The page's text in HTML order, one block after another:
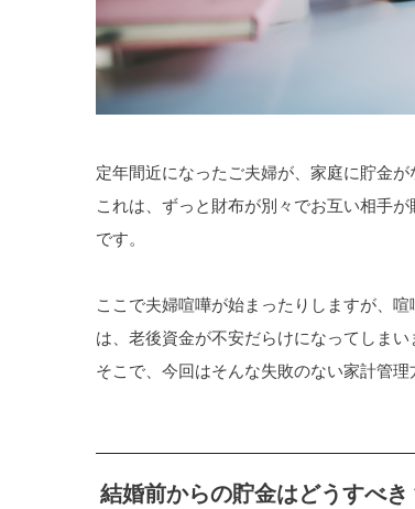
定年間近になったご夫婦が、家庭に貯金が
これは、ずっと財布が別々でお互い相手
です。
ここで夫婦喧嘩が始まったりしますが、
は、老後資金が不安だらけになってしまい
そこで、今回はそんな失敗のない家計管理
結婚前からの貯金はどうすべき